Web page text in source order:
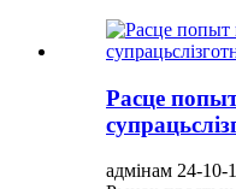
Расце
адмінам 24-10-